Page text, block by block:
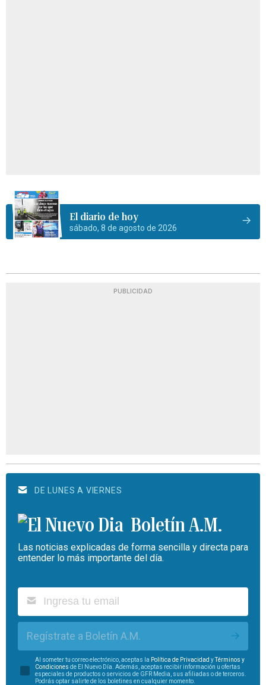
El diario de hoy
sábado, 8 de agosto de 2026
PUBLICIDAD
DE LUNES A VIERNES
Boletín A.M.
Las noticias explicadas de forma sencilla y directa para
entender lo más importante del día.
Regístrate a Boletín A.M.
Al someter tu correo electrónico, aceptas la Política de Privacidad yTérminos y
Condiciones de El Nuevo Día. Además, aceptas recibir información u ofertas
especiales de productos o servicios de GFR Media, sus afiliadas o de terceros.
Podrás optar salirte de los boletines en cualquier momento.